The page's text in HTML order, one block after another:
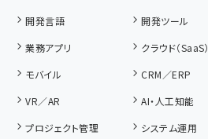
開発言語
開発ツール
業務アプリ
クラウド（SaaS）
モバイル
CRM／ERP
VR／AR
AI・人工知能
プロジェクト管理
システム運用